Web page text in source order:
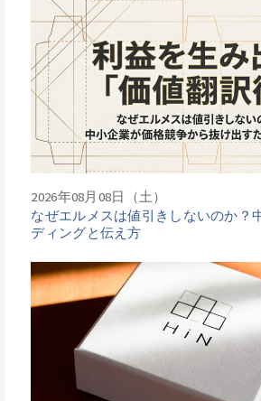
2026年08月08日（土）
なぜエルメスは値引きしないのか？
ディングと伝え方